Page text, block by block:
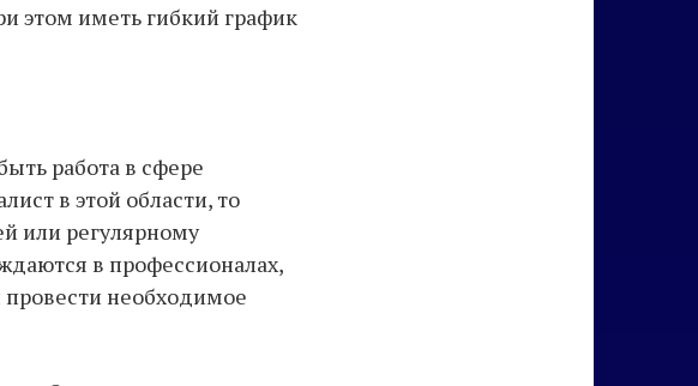
этом иметь гибкий график
работа в сфере
в этой области, то
или регулярному
в профессионалах,
необходимое